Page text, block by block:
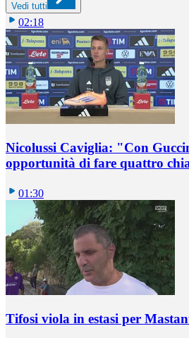
Vedi tutti
02:18
Nicolussi Caviglia: "Con
opportunità di fare quattro
01:30
Tifosi viola in estasi per